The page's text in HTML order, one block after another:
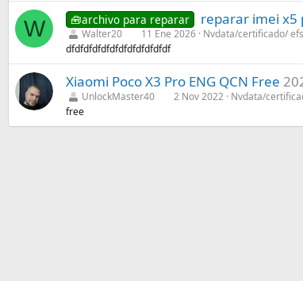
W 🧰archivo para reparar reparar imei x5
Walter20 11 Ene 2026 Nvdata/certificado/ efs
dfdfdfdfdfdfdfdfdfdfdfdf
Xiaomi Poco X3 Pro ENG QCN Free
UnlockMaster40 2 Nov 2022 Nvdata/
free